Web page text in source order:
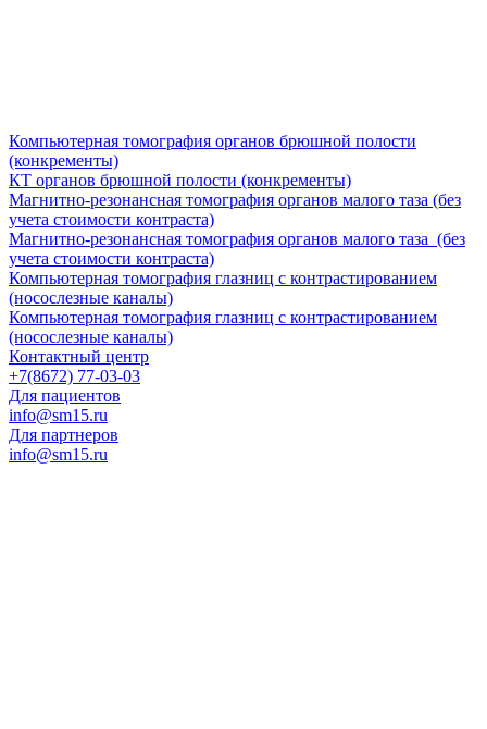
Компьютерная томография органов брюшной полости
(конкременты)
КТ органов брюшной полости (конкременты)
Магнитно-резонансная томография органов малого таза (без
учета стоимости контраста)
Магнитно-резонансная томография органов малого таза (без
учета стоимости контраста)
Компьютерная томография глазниц с контрастированием
(носослезные каналы)
Компьютерная томография глазниц с контрастированием
(носослезные каналы)
Контактный центр
+7(8672) 77-03-03
Для пациентов
info@sm15.ru
Для партнеров
info@sm15.ru